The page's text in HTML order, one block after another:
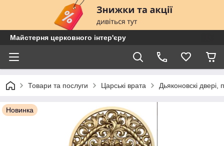
Майстерня церковного інтер'єру
Товари та послуги Царські врата Дьяконовскі
Новинка